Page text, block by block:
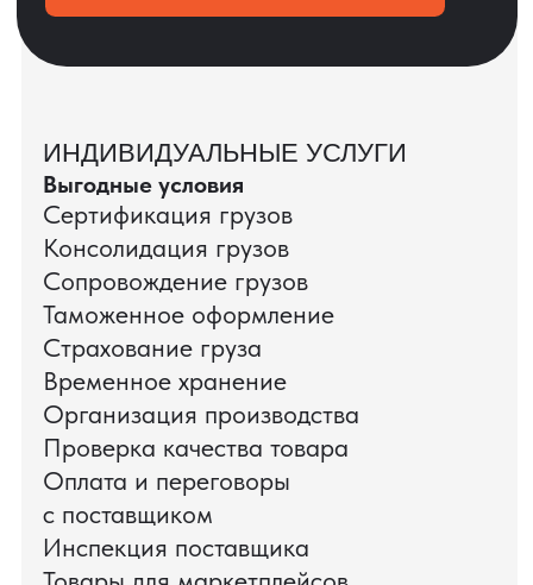
КЕЙС ПАО «РОСТЕЛЕКОМ»
ПАО «Ростелеком» доверяет нам полный
цикл международных поставок — от
поиска и проверки поставщиков до
доставки оборудования.
Мы обеспечили полный цикл работ:
проверку продукции, логистику,
таможенное оформление и контроль
сроков. В результате все товары были
доставлены точно в срок и без
дополнительных рисков.
PRO TORG — проверенный партнёр по
международной логистике для ведущих
федеральных компаний.
Оставить заявку